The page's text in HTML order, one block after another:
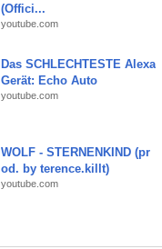
(Offici...
youtube.com
Das SCHLECHTESTE Alexa
Gerät: Echo Auto
youtube.com
WOLF - STERNENKIND (pr
od. by terence.killt)
youtube.com